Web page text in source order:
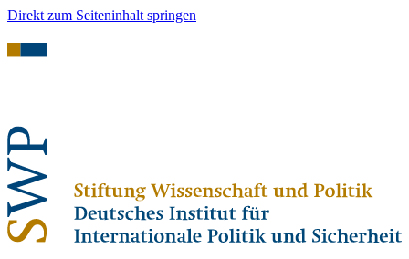
Direkt zum Seiteninhalt springen